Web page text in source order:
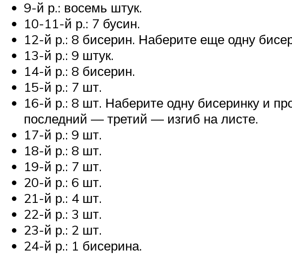
9-й р.: восемь штук.
10-11-й р.: 7 бусин.
12-й р.: 8 бисерин. Наберите еще одну
13-й р.: 9 штук.
14-й р.: 8 бисерин.
15-й р.: 7 шт.
16-й р.: 8 шт. Наберите одну бисеринку и
последний — третий — изгиб на листе.
17-й р.: 9 шт.
18-й р.: 8 шт.
19-й р.: 7 шт.
20-й р.: 6 шт.
21-й р.: 4 шт.
22-й р.: 3 шт.
23-й р.: 2 шт.
24-й р.: 1 бисерина.